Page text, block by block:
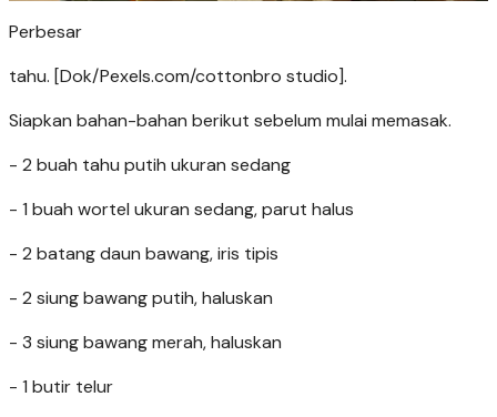
Perbesar
tahu. [Dok/Pexels.com/cottonbro studio].
Siapkan bahan-bahan berikut sebelum mulai memasak.
- 2 buah tahu putih ukuran sedang
- 1 buah wortel ukuran sedang, parut halus
- 2 batang daun bawang, iris tipis
- 2 siung bawang putih, haluskan
- 3 siung bawang merah, haluskan
- 1 butir telur